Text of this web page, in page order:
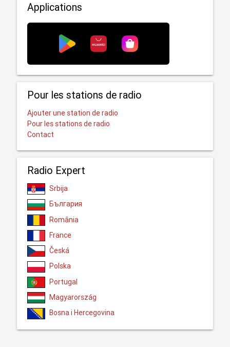
Applications
Pour les stations de radio
Ajouter une station de radio
Pour les stations de radio
Contact
Radio Expert
Srbija
България
România
France
Česká
Polska
Portugal
Magyarország
Bosna i Hercegovina